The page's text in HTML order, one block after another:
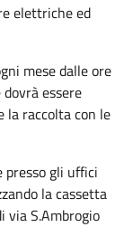
elettriche ed
mese dalle ore
essere
raccolta con le
presso gli uffici
la cassetta
via S.Ambrogio